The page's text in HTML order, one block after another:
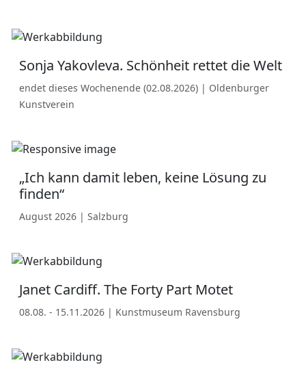
Sonja Yakovleva. Schönheit rettet die Welt
endet dieses Wochenende (02.08.2026) | Oldenburger
Kunstverein
„Ich kann damit leben, keine Lösung zu
finden“
August 2026 | Salzburg
Janet Cardiff. The Forty Part Motet
08.08. - 15.11.2026 | Kunstmuseum Ravensburg